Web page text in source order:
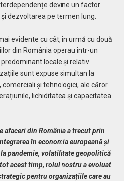
devine un factor
dezvoltarea pe termen lung.
evidente cu cât, în urmă cu două
din România operau într-un
locale și relativ
sunt expuse simultan la
și tehnologici, ale căror
lichiditatea și capacitatea
afaceri din România a trecut prin
în economia europeană și
pandemie, volatilitate geopolitică
acest timp, rolul nostru a evoluat
pentru organizațiile care au